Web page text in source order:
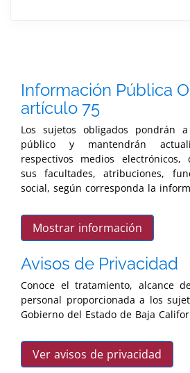
Información Pública
artículo 75
Los sujetos obligados pondrán
público y mantendrán
respectivos medios
sus facultades, atribuciones,
social, según corresponda la
Mostrar información
Avisos de Privacidad
Conoce el tratamiento, alcance
personal proporcionada a los
Gobierno del Estado de Baja
Ver avisos de privacidad